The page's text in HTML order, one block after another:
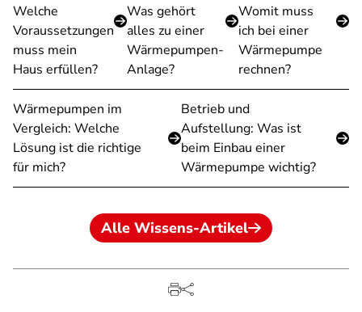
Welche
Voraussetzungen
muss mein
Haus erfüllen?
Was gehört
alles zu einer
Wärmepumpen-
Anlage?
Womit muss
ich bei einer
Wärmepumpe
rechnen?
Wärmepumpen im
Vergleich: Welche
Lösung ist die richtige
für mich?
Betrieb und
Aufstellung: Was ist
beim Einbau einer
Wärmepumpe wichtig?
Alle Wissens-Artikel